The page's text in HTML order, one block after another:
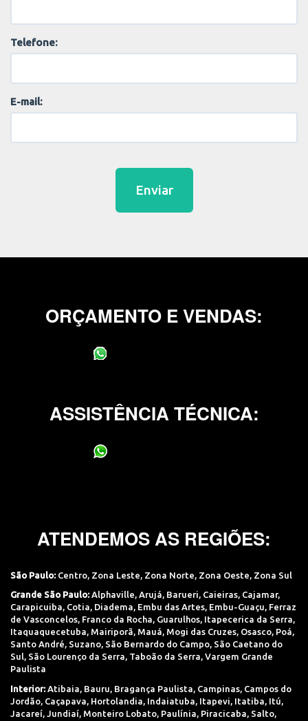
Telefone:
E-mail:
Enviar
ORÇAMENTO E VENDAS:
ASSISTÊNCIA TÉCNICA:
ATENDEMOS AS REGIÕES:
São Paulo: Centro Zona Leste Zona Norte Zona Oeste Zona Sul
Grande São Paulo: Alphaville, Arujá, Barueri, Caieiras, Cajamar,
Carapicuiba, Cotia, Diadema, Embu das Artes, Embu-Guaçu, Ferraz
de Vasconcelos, Franco da Rocha, Guarulhos, Itapecerica da Serra,
Itaquaquecetuba, Mairiporã, Mauá, Mogi das Cruzes, Osasco, Poá,
Santo André, Suzano, São Bernardo do Campo, São Caetano do
Sul, São Lourenço da Serra, Taboão da Serra, Vargem Grande
Paulista
Interior: Atibaia Bauru Bragança Paulista Campinas Campos do
Jordão Caçapava Hortolandia Indaiatuba Itapevi Itatiba Itú
Jacareí
Jundiaí Monteiro Lobato Paulínia Piracicaba Salto